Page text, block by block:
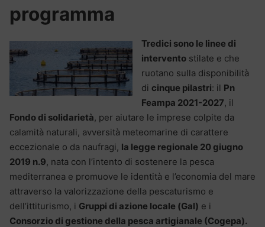
programma
Tredici sono le linee di
intervento stilate e che
ruotano sulla disponibilità
di cinque pilastri: il Pn
Feampa 2021-2027, il
Fondo di solidarietà, per aiutare le imprese colpite da
calamità naturali, avversità meteomarine di carattere
eccezionale o da naufragi, la legge regionale 20 giugno
2019 n.9, nata con l’intento di sostenere la pesca
mediterranea e promuove le identità e l’economia del mare
attraverso la valorizzazione della pescaturismo e
dell’ittiturismo, i Gruppi di azione locale (Gal) e i
Consorzio di gestione della pesca artigianale (Cogepa).